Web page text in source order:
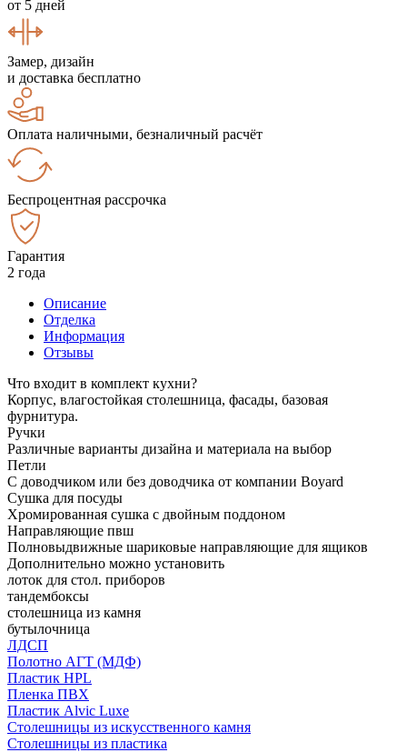
от 5 дней
Замер, дизайн
и доставка бесплатно
Оплата наличными, безналичный расчёт
Беспроцентная рассрочка
Гарантия
2 года
Описание
Отделка
Информация
Отзывы
Что входит в комплект кухни?
Корпус, влагостойкая столешница, фасады, базовая
фурнитура.
Ручки
Различные варианты дизайна и материала на выбор
Петли
С доводчиком или без доводчика от компании Boyard
Сушка для посуды
Хромированная сушка с двойным поддоном
Направляющие пвш
Полновыдвижные шариковые направляющие для ящиков
Дополнительно можно установить
лоток для стол. приборов
тандембоксы
столешница из камня
бутылочница
ЛДСП
Полотно АГТ (МДФ)
Пластик HPL
Пленка ПВХ
Пластик Alvic Luxe
Столешницы из искусственного камня
Столешницы из пластика